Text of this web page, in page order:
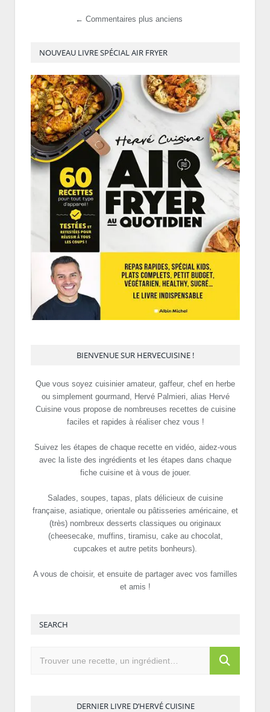
← Commentaires plus anciens
NOUVEAU LIVRE SPÉCIAL AIR FRYER
BIENVENUE SUR HERVECUISINE !
Que vous soyez cuisinier amateur, gaffeur, chef en herbe
ou simplement gourmand, Hervé Palmieri, alias Hervé
Cuisine vous propose de nombreuses recettes de cuisine
faciles et rapides à réaliser chez vous !
Suivez les étapes de chaque recette en vidéo, aidez-vous
avec la liste des ingrédients et les étapes dans chaque
fiche cuisine et à vous de jouer.
Salades, soupes, tapas, plats délicieux de cuisine
française, asiatique, orientale ou pâtisseries américaine, et
(très) nombreux desserts classiques ou originaux
(cheesecake, muffins, tiramisu, cake au chocolat,
cupcakes et autre petits bonheurs).
A vous de choisir, et ensuite de partager avec vos familles
et amis !
SEARCH
DERNIER LIVRE D’HERVÉ CUISINE